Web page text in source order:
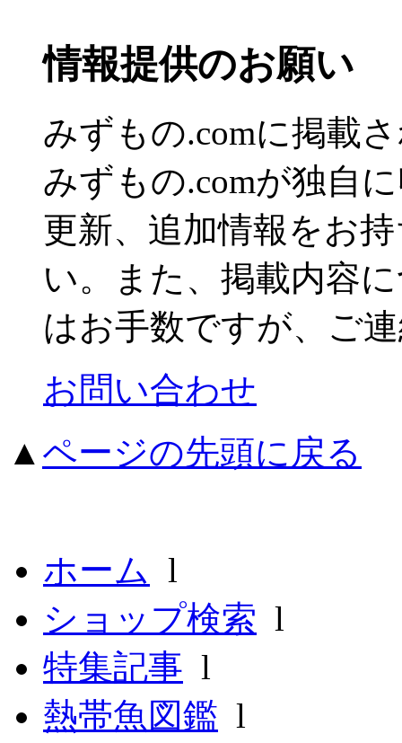
情報提供のお願い
みずもの.comに掲載
みずもの.comが独自
更新、追加情報をお
い。また、掲載内容
はお手数ですが、ご
お問い合わせ
▲ ページの先頭に戻る
ホーム l
ショップ検索 l
特集記事 l
熱帯魚図鑑 l